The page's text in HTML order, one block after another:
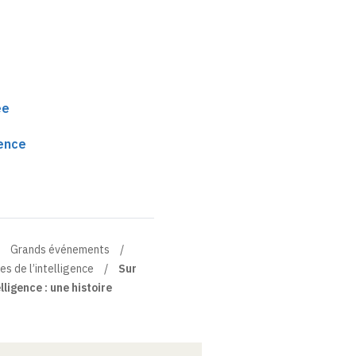
Grands événements
de l’intelligence
Sur
: une histoire